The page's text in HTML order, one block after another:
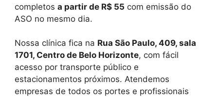
completos a partir de R$ 55 com emissão do
ASO no mesmo dia.
Nossa clínica fica na Rua São Paulo, 409, sala
1701, Centro de Belo Horizonte, com fácil
acesso por transporte público e
estacionamentos próximos. Atendemos
empresas de todos os portes e profissionais